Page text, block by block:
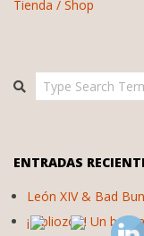
Tienda / Shop
Search
ENTRADAS
León XIV & Bad
¡Bibliozoo! Un